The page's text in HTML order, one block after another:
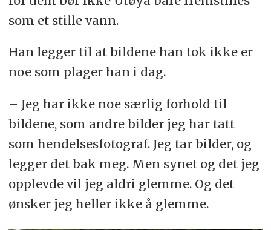
som et stille vann.
Han legger til at bildene han tok ikke er
noe som plager han i dag.
– Jeg har ikke noe særlig forhold til
bildene, som andre bilder jeg har tatt
som hendelsesfotograf. Jeg tar bilder, og
legger det bak meg. Men synet og det jeg
opplevde vil jeg aldri glemme. Og det
ønsker jeg heller ikke å glemme.